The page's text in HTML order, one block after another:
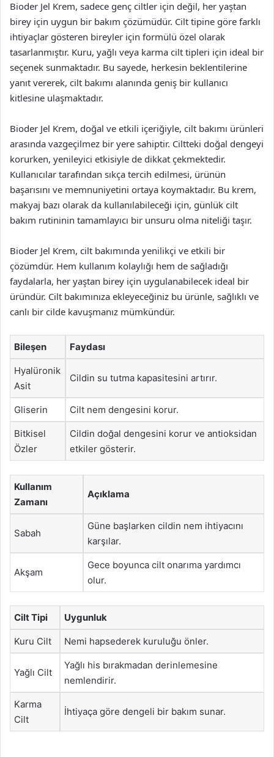
Bioder Jel Krem, sadece genç ciltler için değil, her yaştan
birey için uygun bir bakım çözümüdür. Cilt tipine göre farklı
ihtiyaçlar gösteren bireyler için formülü özel olarak
tasarlanmıştır. Kuru, yağlı veya karma cilt tipleri için ideal bir
seçenek sunmaktadır. Bu sayede, herkesin beklentilerine
yanıt vererek, cilt bakımı alanında geniş bir kullanıcı
kitlesine ulaşmaktadır.
Bioder Jel Krem, doğal ve etkili içeriğiyle, cilt bakımı ürünleri
arasında vazgeçilmez bir yere sahiptir. Ciltteki doğal dengeyi
korurken, yenileyici etkisiyle de dikkat çekmektedir.
Kullanıcılar tarafından sıkça tercih edilmesi, ürünün
başarısını ve memnuniyetini ortaya koymaktadır. Bu krem,
makyaj bazı olarak da kullanılabileceği için, günlük cilt
bakım rutininin tamamlayıcı bir unsuru olma niteliği taşır.
Bioder Jel Krem, cilt bakımında yenilikçi ve etkili bir
çözümdür. Hem kullanım kolaylığı hem de sağladığı
faydalarla, her yaştan birey için uygulanabilecek ideal bir
üründür. Cilt bakımınıza ekleyeceğiniz bu ürünle, sağlıklı ve
canlı bir cilde kavuşmanız mümkündür.
Bileşen Faydası
Hyalüronik
Asit
Cildin su tutma kapasitesini artırır.
Gliserin Cilt nem dengesini korur.
Bitkisel
Özler
Cildin doğal dengesini korur ve antioksidan
etkiler gösterir.
Kullanım
Zamanı
Açıklama
Sabah
Güne başlarken cildin nem ihtiyacını
karşılar.
Akşam
Gece boyunca cilt onarıma yardımcı
olur.
Cilt Tipi Uygunluk
Kuru Cilt Nemi hapsederek kuruluğu önler.
Yağlı Cilt
Yağlı his bırakmadan derinlemesine
nemlendirir.
Karma
Cilt
İhtiyaça göre dengeli bir bakım sunar.